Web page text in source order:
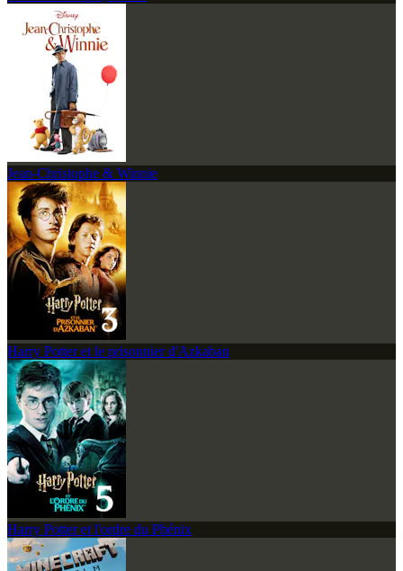
Jean-Christophe & Winnie
Harry Potter et le prisonnier d'Azkaban
Harry Potter et l'ordre du Phénix